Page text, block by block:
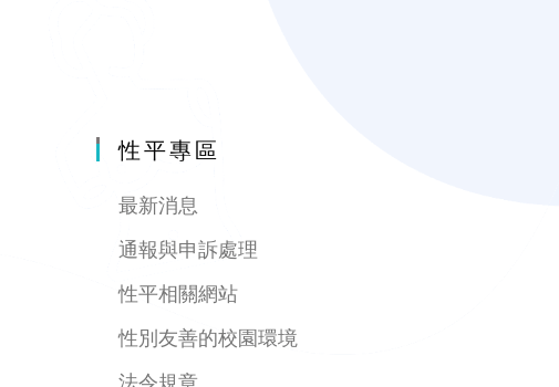
性平專區
最新消息
通報與申訴處理
性平相關網站
性別友善的校園環境
法令規章